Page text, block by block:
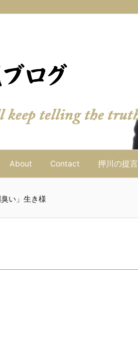
About Contact 押川の提言
い」生き様